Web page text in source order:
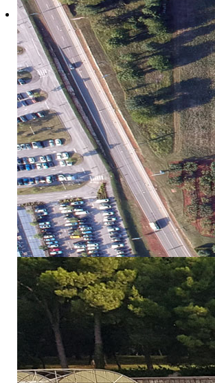
Pedološki laboratorij
Povijest
Počeci rada pedološkog
opremanja pedološkog laboratorija,
pedološkog laboratorija imenovan
Analize koje obavlja pedološki
Danas laboratorij za tlo, bilku i
pedološke analize mogu koristiti i
Analize tla koje obavlja pedološki
1. određivanje reakcije tla (pH u vodi
2. određivanje biljci pristupačnog
3. određivanje biljci pristupačnog
4. određivanje ukupnog dušika
5. određivanje organske tvari
6. određivanje doze vapna za
7. određivanje zemnoalkalnih
8. određivanje fiziološki aktivnog
9. određivanje ukupnih soli u tlu
10. određivanje mehaničkog sastava